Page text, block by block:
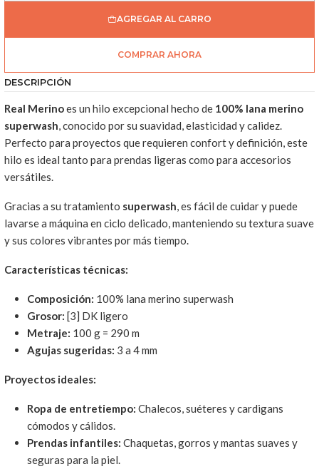
AGREGAR AL CARRO
COMPRAR AHORA
DESCRIPCIÓN
Real Merinoes un hilo excepcional hecho de 100% lana merino
superwash, conocido por su suavidad, elasticidad y calidez.
Perfecto para proyectos que requieren confort y definición, este
hilo es ideal tanto para prendas ligeras como para accesorios
versátiles.
Gracias a su tratamiento superwash, es fácil de cuidar y puede
lavarse a máquina en ciclo delicado, manteniendo su textura suave
y sus colores vibrantes por más tiempo.
Características técnicas:
Composición: 100% lana merino superwash
Grosor: [3] DK ligero
Metraje: 100 g = 290 m
Agujas sugeridas: 3 a 4 mm
Proyectos ideales:
Ropa de entretiempo: Chalecos, suéteres y cardigans
cómodos y cálidos.
Prendas infantiles: Chaquetas, gorros y mantas suaves y
seguras para la piel.